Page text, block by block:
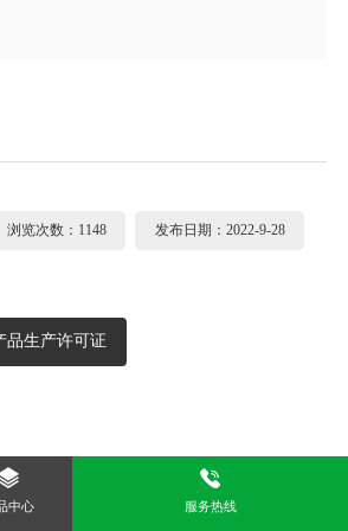
浏览次数：1148 发布日期：2022-9-28
品生产许可证
中心 服务热线